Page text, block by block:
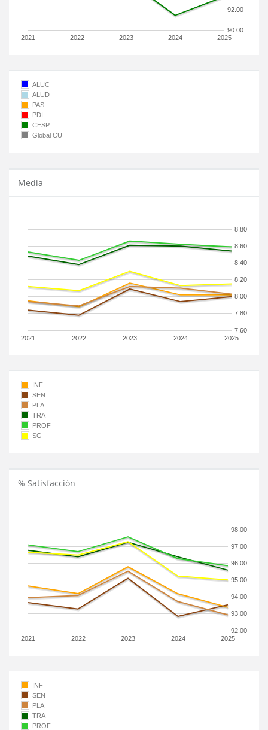
2021 2022 2023 2024 2025
90.00
92.00
ALUC
ALUD
PAS
PDI
CESP
Global CU
Media
2021 2022 2023 2024 2025
7.60
7.80
8.00
8.20
8.40
8.60
8.80
INF
SEN
PLA
TRA
PROF
SG
% Satisfacción
2021 2022 2023 2024 2025
92.00
93.00
94.00
95.00
96.00
97.00
98.00
INF
SEN
PLA
TRA
PROF